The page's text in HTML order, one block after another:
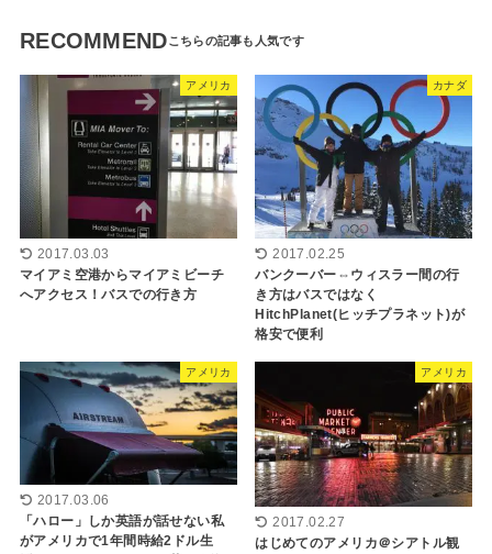
RECOMMEND
アメリカ
2017.03.03
マイアミ空港からマイアミビーチ
へアクセス！バスでの行き方
カナダ
2017.02.25
バンクーバー⇔ウィスラー間の行
き方はバスではなく
HitchPlanet(ヒッチプラネット)が
格安で便利
アメリカ
2017.03.06
「ハロー」しか英語が話せない私
がアメリカで1年間時給2ドル生
アメリカ
2017.02.27
はじめてのアメリカ＠シアトル観